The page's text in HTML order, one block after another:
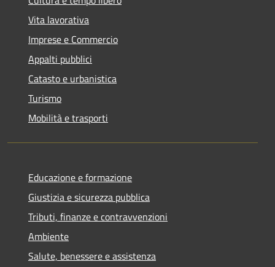
Vita lavorativa
Imprese e Commercio
Appalti pubblici
Catasto e urbanistica
Turismo
Mobilità e trasporti
Educazione e formazione
Giustizia e sicurezza pubblica
Tributi, finanze e contravvenzioni
Ambiente
Salute, benessere e assistenza